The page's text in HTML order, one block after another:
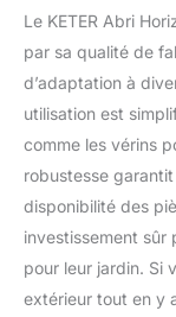
Le KETER Abri
par sa qualité de
d’adaptation à
utilisation est
comme les vérins
robustesse
disponibilité des
investissement sûr
pour leur jardin. Si
extérieur tout en y